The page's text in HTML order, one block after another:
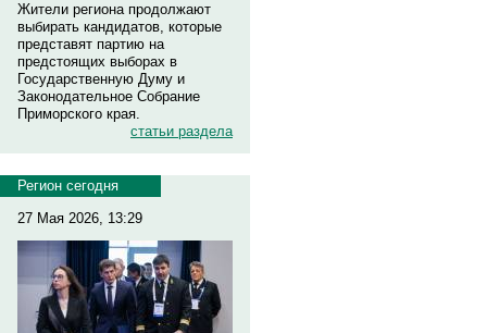
Жители региона продолжают
выбирать кандидатов, которые
представят партию на
предстоящих выборах в
Государственную Думу и
Законодательное Собрание
Приморского края.
статьи раздела
Регион сегодня
27 Мая 2026, 13:29